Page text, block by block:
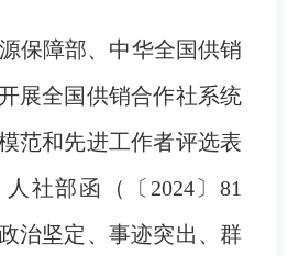
保障部、中华全国供销
展全国供销合作社系统
范和先进工作者评选表
社部函（〔2024〕81
治坚定、事迹突出、群